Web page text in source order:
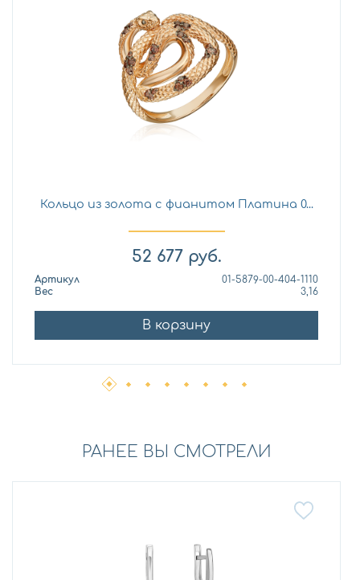
Кольцо из золота с фианитом Платина 0...
52 677 руб.
Артикул
01-5879-00-404-1110
Вес
3,16
В корзину
РАНЕЕ ВЫ СМОТРЕЛИ